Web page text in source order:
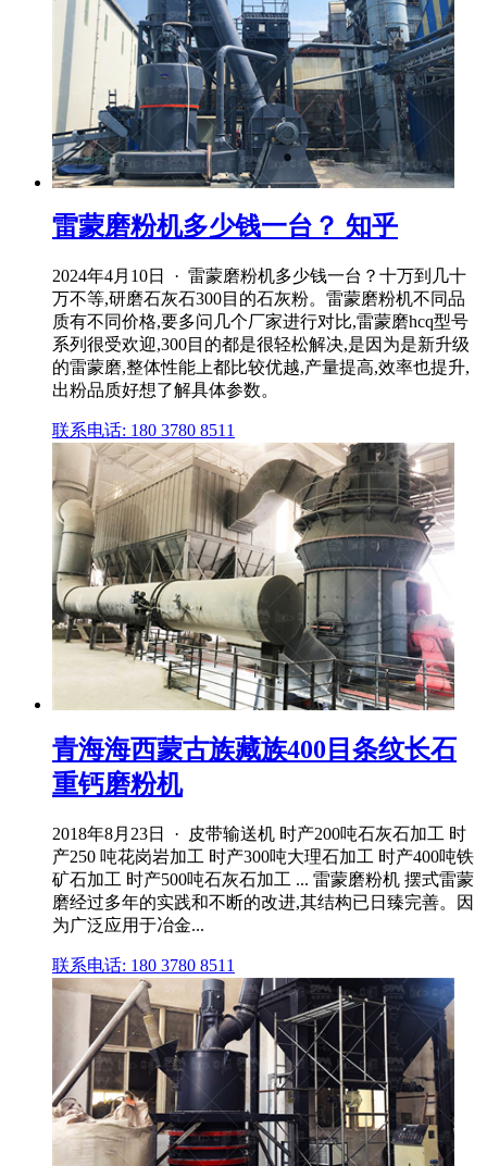
雷蒙磨粉机多少钱一台？ 知乎
2024年4月10日 · 雷蒙磨粉机多少钱一台？十万到几十
万不等,研磨石灰石300目的石灰粉。雷蒙磨粉机不同品
质有不同价格,要多问几个厂家进行对比,雷蒙磨hcq型号
系列很受欢迎,300目的都是很轻松解决,是因为是新升级
的雷蒙磨,整体性能上都比较优越,产量提高,效率也提升,
出粉品质好想了解具体参数。
联系电话: 180 3780 8511
青海海西蒙古族藏族400目条纹长石
重钙磨粉机
2018年8月23日 · 皮带输送机 时产200吨石灰石加工 时
产250 吨花岗岩加工 时产300吨大理石加工 时产400吨铁
矿石加工 时产500吨石灰石加工 ... 雷蒙磨粉机 摆式雷蒙
磨经过多年的实践和不断的改进,其结构已日臻完善。因
为广泛应用于冶金...
联系电话: 180 3780 8511